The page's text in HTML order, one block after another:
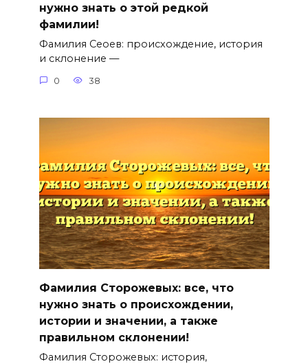
нужно знать о этой редкой
фамилии!
Фамилия Сеоев: происхождение, история
и склонение —
0 38
Фамилия Сторожевых: все, что
нужно знать о происхождении,
истории и значении, а также
правильном склонении!
Фамилия Сторожевых: история,